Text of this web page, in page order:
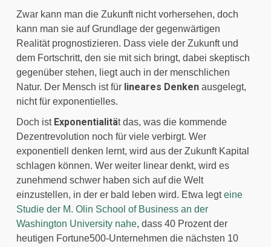
Zwar kann man die Zukunft nicht vorhersehen, doch
kann man sie auf Grundlage der gegenwärtigen
Realität prognostizieren. Dass viele der Zukunft und
dem Fortschritt, den sie mit sich bringt, dabei skeptisch
gegenüber stehen, liegt auch in der menschlichen
Natur. Der Mensch ist für lineares Denken ausgelegt,
nicht für exponentielles.
Doch ist Exponentialität das, was die kommende
Dezentrevolution noch für viele verbirgt. Wer
exponentiell denken lernt, wird aus der Zukunft Kapital
schlagen können. Wer weiter linear denkt, wird es
zunehmend schwer haben sich auf die Welt
einzustellen, in der er bald leben wird. Etwa legt eine
Studie der M. Olin School of Business an der
Washington University nahe, dass 40 Prozent der
heutigen Fortune500-Unternehmen die nächsten 10